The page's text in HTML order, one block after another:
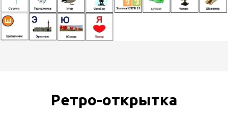
Ретро-открытка